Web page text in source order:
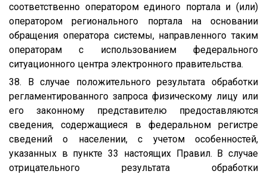
соответственно оператором единого портала и (или)
оператором регионального портала на основании
обращения оператора системы, направленного таким
операторам с использованием федерального
ситуационного центра электронного правительства.
38. В случае положительного результата обработки
регламентированного запроса физическому лицу или
его законному представителю предоставляются
сведения, содержащиеся в федеральном регистре
сведений о населении, с учетом особенностей,
указанных в пункте 33 настоящих Правил. В случае
отрицательного результата обработки